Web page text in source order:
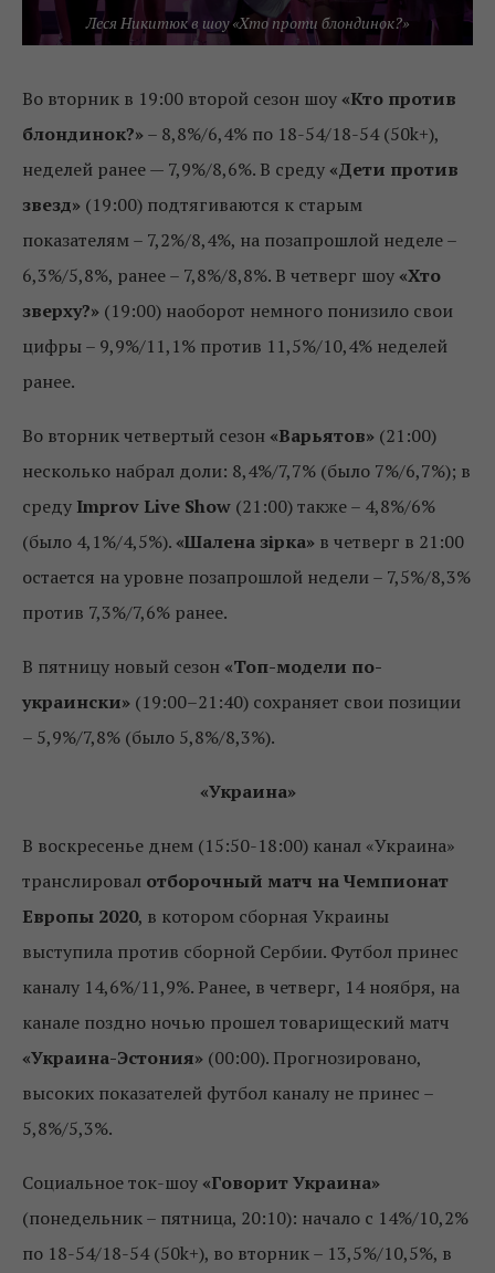
Леся Никитюк в шоу «Хто проти блондинок?»
Во вторник в 19:00 второй сезон шоу «Кто против
блондинок?»– 8,8%/6,4% по 18-54/18-54 (50k+),
неделей ранее — 7,9%/8,6%. В среду «Дети против
звезд» (19:00) подтягиваются к старым
показателям – 7,2%/8,4%, на позапрошлой неделе –
6,3%/5,8%, ранее – 7,8%/8,8%. В четверг шоу «Хто
зверху?» (19:00) наоборот немного понизило свои
цифры – 9,9%/11,1% против 11,5%/10,4% неделей
ранее.
Во вторник четвертый сезон «Варьятов» (21:00)
несколько набрал доли: 8,4%/7,7% (было 7%/6,7%); в
среду Improv Live Show (21:00) также – 4,8%/6%
(было 4,1%/4,5%). «Шалена зірка» в четверг в 21:00
остается на уровне позапрошлой недели – 7,5%/8,3%
против 7,3%/7,6% ранее.
В пятницу новый сезон «Топ-модели по-
украински» (19:00–21:40) сохраняет свои позиции
– 5,9%/7,8% (было 5,8%/8,3%).
«Украина»
В воскресенье днем (15:50-18:00) канал «Украина»
транслировал отборочный матч на Чемпионат
Европы 2020, в котором сборная Украины
выступила против сборной Сербии. Футбол принес
каналу 14,6%/11,9%. Ранее, в четверг, 14 ноября, на
канале поздно ночью прошел товарищеский матч
«Украина-Эстония» (00:00). Прогнозировано,
высоких показателей футбол каналу не принес –
5,8%/5,3%.
Социальное ток-шоу «Говорит Украина»
(понедельник – пятница, 20:10): начало с 14%/10,2%
по 18-54/18-54 (50k+), во вторник – 13,5%/10,5%, в